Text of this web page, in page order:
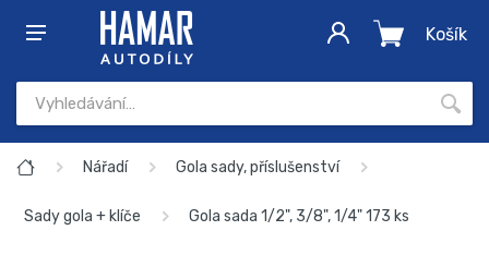
Košík
Nářadí Gola sady, příslušenství
Sady gola + klíče Gola sada 1/2", 3/8", 1/4" 173 ks